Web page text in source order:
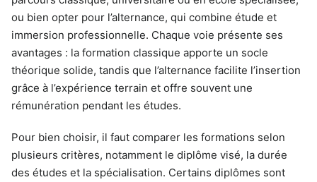
ou bien opter pour l’alternance, qui combine étude et
immersion professionnelle. Chaque voie présente ses
avantages : la formation classique apporte un socle
théorique solide, tandis que l’alternance facilite l’insertion
grâce à l’expérience terrain et offre souvent une
rémunération pendant les études.
Pour bien choisir, il faut comparer les formations selon
plusieurs critères, notamment le diplôme visé, la durée
des études et la spécialisation. Certains diplômes sont